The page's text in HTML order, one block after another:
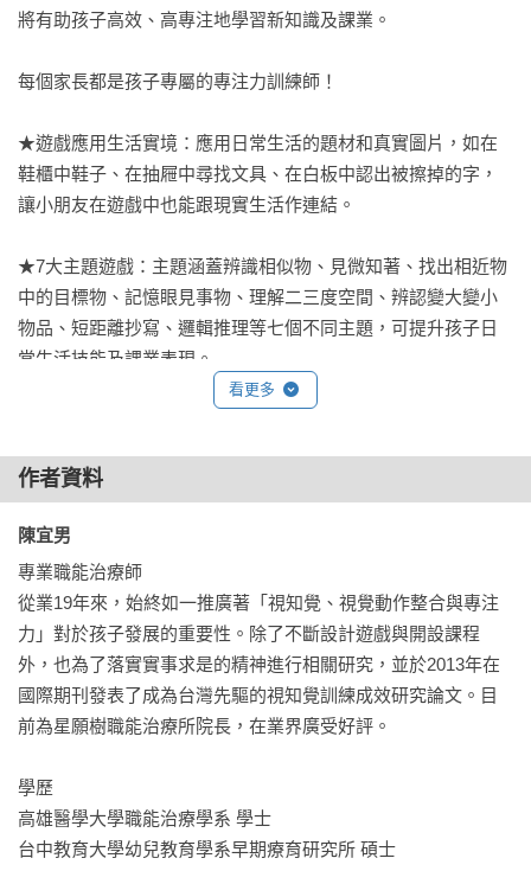
將有助孩子高效、高專注地學習新知識及課業。
每個家長都是孩子專屬的專注力訓練師！
★遊戲應用生活實境：應用日常生活的題材和真實圖片，如在
鞋櫃中鞋子、在抽屜中尋找文具、在白板中認出被擦掉的字，
讓小朋友在遊戲中也能跟現實生活作連結。
★7大主題遊戲：主題涵蓋辨識相似物、見微知著、找出相近物
中的目標物、記憶眼見事物、理解二三度空間、辨認變大變小
物品、短距離抄寫、邏輯推理等七個不同主題，可提升孩子日
常生活技能及課業表現。
★ 專業職能治療師多年的臨床經驗設計出一套系統化的訓練策
★ 遊戲種類多樣化，包含7個不同主題，有效訓練專注力的7個
重要元素。
★ 3階段訓練模式，依難度分為基礎、進階及活用遊戲，在家就
可有系統地訓練孩子。附訓練前、後測驗，可定期檢視孩子的
進步情況。
★ 提供每個訓練活動的教學技巧，可作為師長的遊戲及教學指
引。
機會。
〔專家推薦〕
看更多
作者資料
陳宜男
專業職能治療師
從業19年來，始終如一推廣著「視知覺、視覺動作整合與專注
力」對於孩子發展的重要性。除了不斷設計遊戲與開設課程
外，也為了落實實事求是的精神進行相關研究，並於2013年在
國際期刊發表了成為台灣先驅的視知覺訓練成效研究論文。目
前為星願樹職能治療所院長，在業界廣受好評。
學歷
高雄醫學大學職能治療學系 學士
台中教育大學幼兒教育學系早期療育研究所 碩士